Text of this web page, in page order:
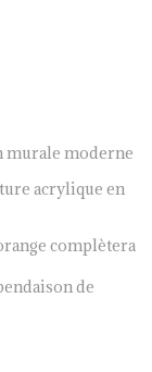
murale moderne
acrylique en
complètera
de